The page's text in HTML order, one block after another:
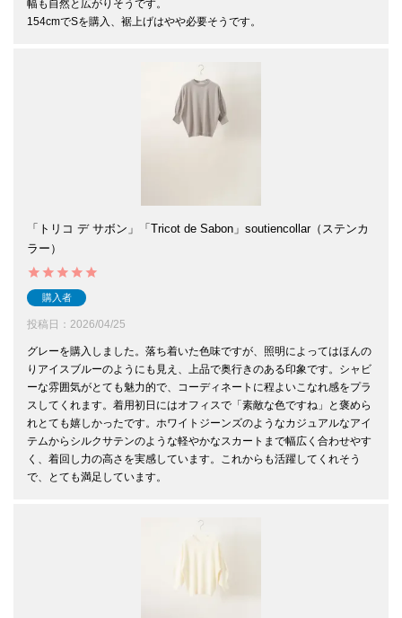
幅も自然と広がりそうです。
154cmでSを購入、裾上げはやや必要そうです。
「トリコ デ サボン」「Tricot de Sabon」soutiencollar（ステンカ
ラー）
購入者
投稿日 2026/04/25
グレーを購入しました。落ち着いた色味ですが、照明によってはほんの
りアイスブルーのようにも見え、上品で奥行きのある印象です。シャビ
ーな雰囲気がとても魅力的で、コーディネートに程よいこなれ感をプラ
スしてくれます。着用初日にはオフィスで「素敵な色ですね」と褒めら
れとても嬉しかったです。ホワイトジーンズのようなカジュアルなアイ
テムからシルクサテンのような軽やかなスカートまで幅広く合わせやす
く、着回し力の高さを実感しています。これからも活躍してくれそう
で、とても満足しています。